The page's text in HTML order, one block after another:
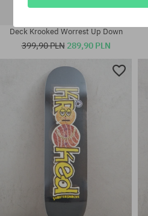
Dostępne rozmiary:
Deck Krooked Worrest Up Down
399,90 PLN 289,90 PLN